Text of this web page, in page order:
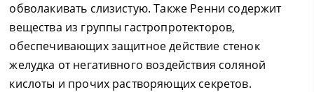
обволакивать слизистую. Также Ренни содержит
вещества из группы гастропротекторов,
обеспечивающих защитное действие стенок
желудка от негативного воздействия соляной
кислоты и прочих растворяющих секретов.